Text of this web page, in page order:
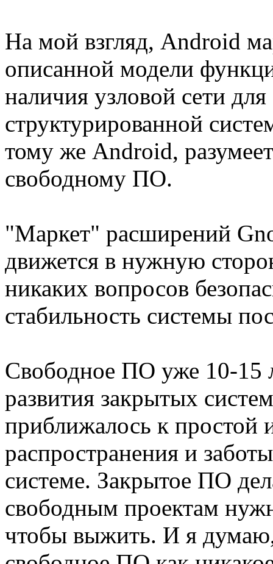
На мой взгляд, Android
описанной модели
наличия узловой сети для
структурированной
тому же Android,
свободному ПО.
"Маркет" расширений
движется в нужную
никаких вопросов
стабильность системы
Свободное ПО уже 10-15
развития закрытых
приближалось к простой
распространения и
системе. Закрытое ПО
свободным проектам
чтобы выжить. И я